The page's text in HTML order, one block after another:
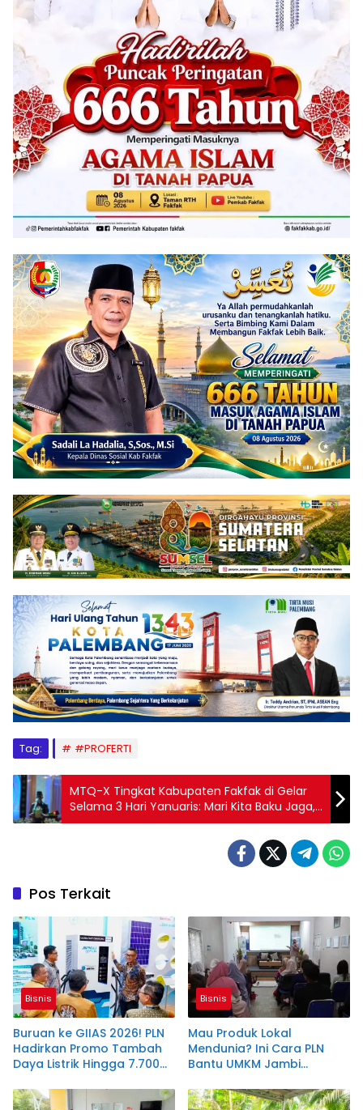
Tag: #PROFERTI
MTQ-X Tingkat Kabupaten Fakfak di Gelar
Selama 3 Hari Yanuaris: Mari Kita Baku Jaga,
Baku Sayang
Pos Terkait
Bisnis
Buruan ke GIIAS 2026! PLN
Hadirkan Promo Tambah
Daya Listrik Hingga 7.700
Bisnis
Mau Produk Lokal
Mendunia? Ini Cara PLN
Bantu UMKM Jambi